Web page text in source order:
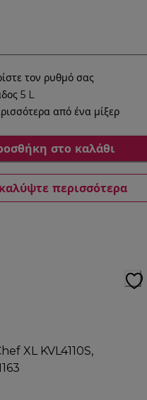
τον ρυθμό σας
5 L
από ένα μίξερ
στο καλάθι
περισσότερα